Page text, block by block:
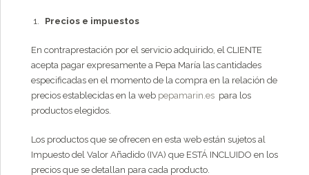
Precios e impuestos
En contraprestación por el servicio adquirido, el CLIENTE
acepta pagar expresamente a Pepa María las cantidades
especificadas en el momento de la compra en la relación de
precios establecidas en la web pepamarin.espara los
productos elegidos.
Los productos que se ofrecen en esta web están sujetos al
Impuesto del Valor Añadido (IVA) que ESTÁ INCLUIDO en los
precios que se detallan para cada producto.